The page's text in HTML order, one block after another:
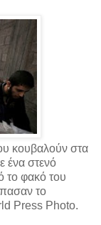
κουβαλούν στα
ένα στενό
το φακό του
το
Press Photo.